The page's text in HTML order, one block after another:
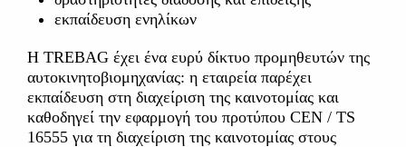
εκπαίδευση ενηλίκων
Η TREBAG έχει ένα ευρύ δίκτυο προμηθευτών της
αυτοκινητοβιομηχανίας: η εταιρεία παρέχει
εκπαίδευση στη διαχείριση της καινοτομίας και
καθοδηγεί την εφαρμογή του προτύπου CEN / TS
16555 για τη διαχείριση της καινοτομίας στους